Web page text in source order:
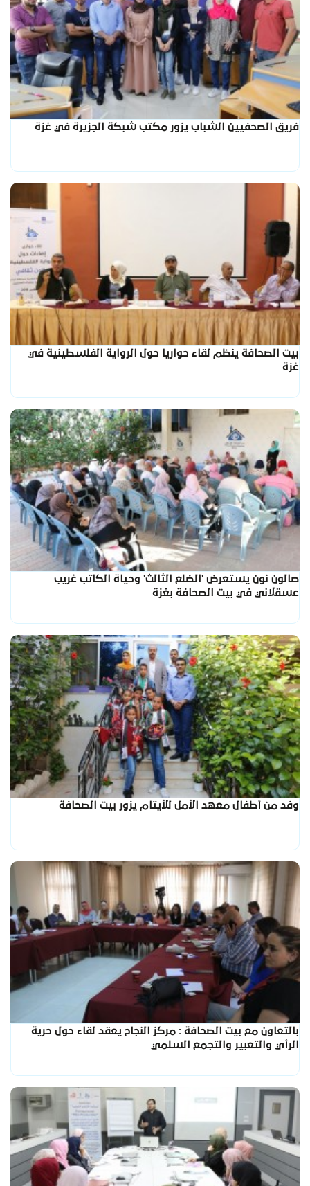
فريق الصحفيين الشباب يزور مكتب شبكة الجزيرة في غزة
بيت الصحافة ينظم لقاء حواريا حول الرواية الفلسطينية في
غزة
صالون نون يستعرض 'الضلع الثالث' وحياة الكاتب غريب
عسقلاني في بيت الصحافة بغزة
وفد من أطفال معهد الأمل للأيتام يزور بيت الصحافة
بالتعاون مع بيت الصحافة : مركز النجاح يعقد لقاء حول حرية
الرأي والتعبير والتجمع السلمي